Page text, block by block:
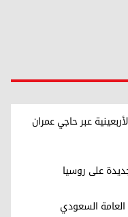
عبر حاجي عمران
على روسيا
السعودي